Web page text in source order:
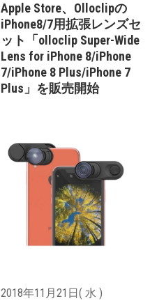
Apple Store、Olloclipの
iPhone8/7用拡張レンズセ
ット「olloclip Super-Wide
Lens for iPhone 8/iPhone
7/iPhone 8 Plus/iPhone 7
Plus」を販売開始
2018年11月21日( 水 )